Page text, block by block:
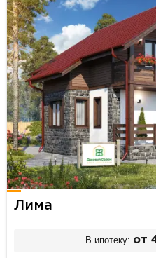
Лима
В ипотеку: от